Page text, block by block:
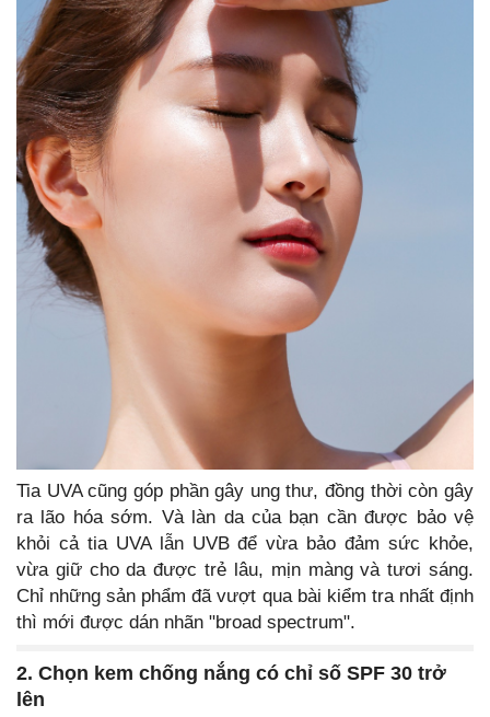
Tia UVA cũng góp phần gây ung thư, đồng thời còn gây
ra lão hóa sớm. Và làn da của bạn cần được bảo vệ
khỏi cả tia UVA lẫn UVB để vừa bảo đảm sức khỏe,
vừa giữ cho da được trẻ lâu, mịn màng và tươi sáng.
Chỉ những sản phẩm đã vượt qua bài kiểm tra nhất định
thì mới được dán nhãn "broad spectrum".
2. Chọn kem chống nắng có chỉ số SPF 30 trở
lên